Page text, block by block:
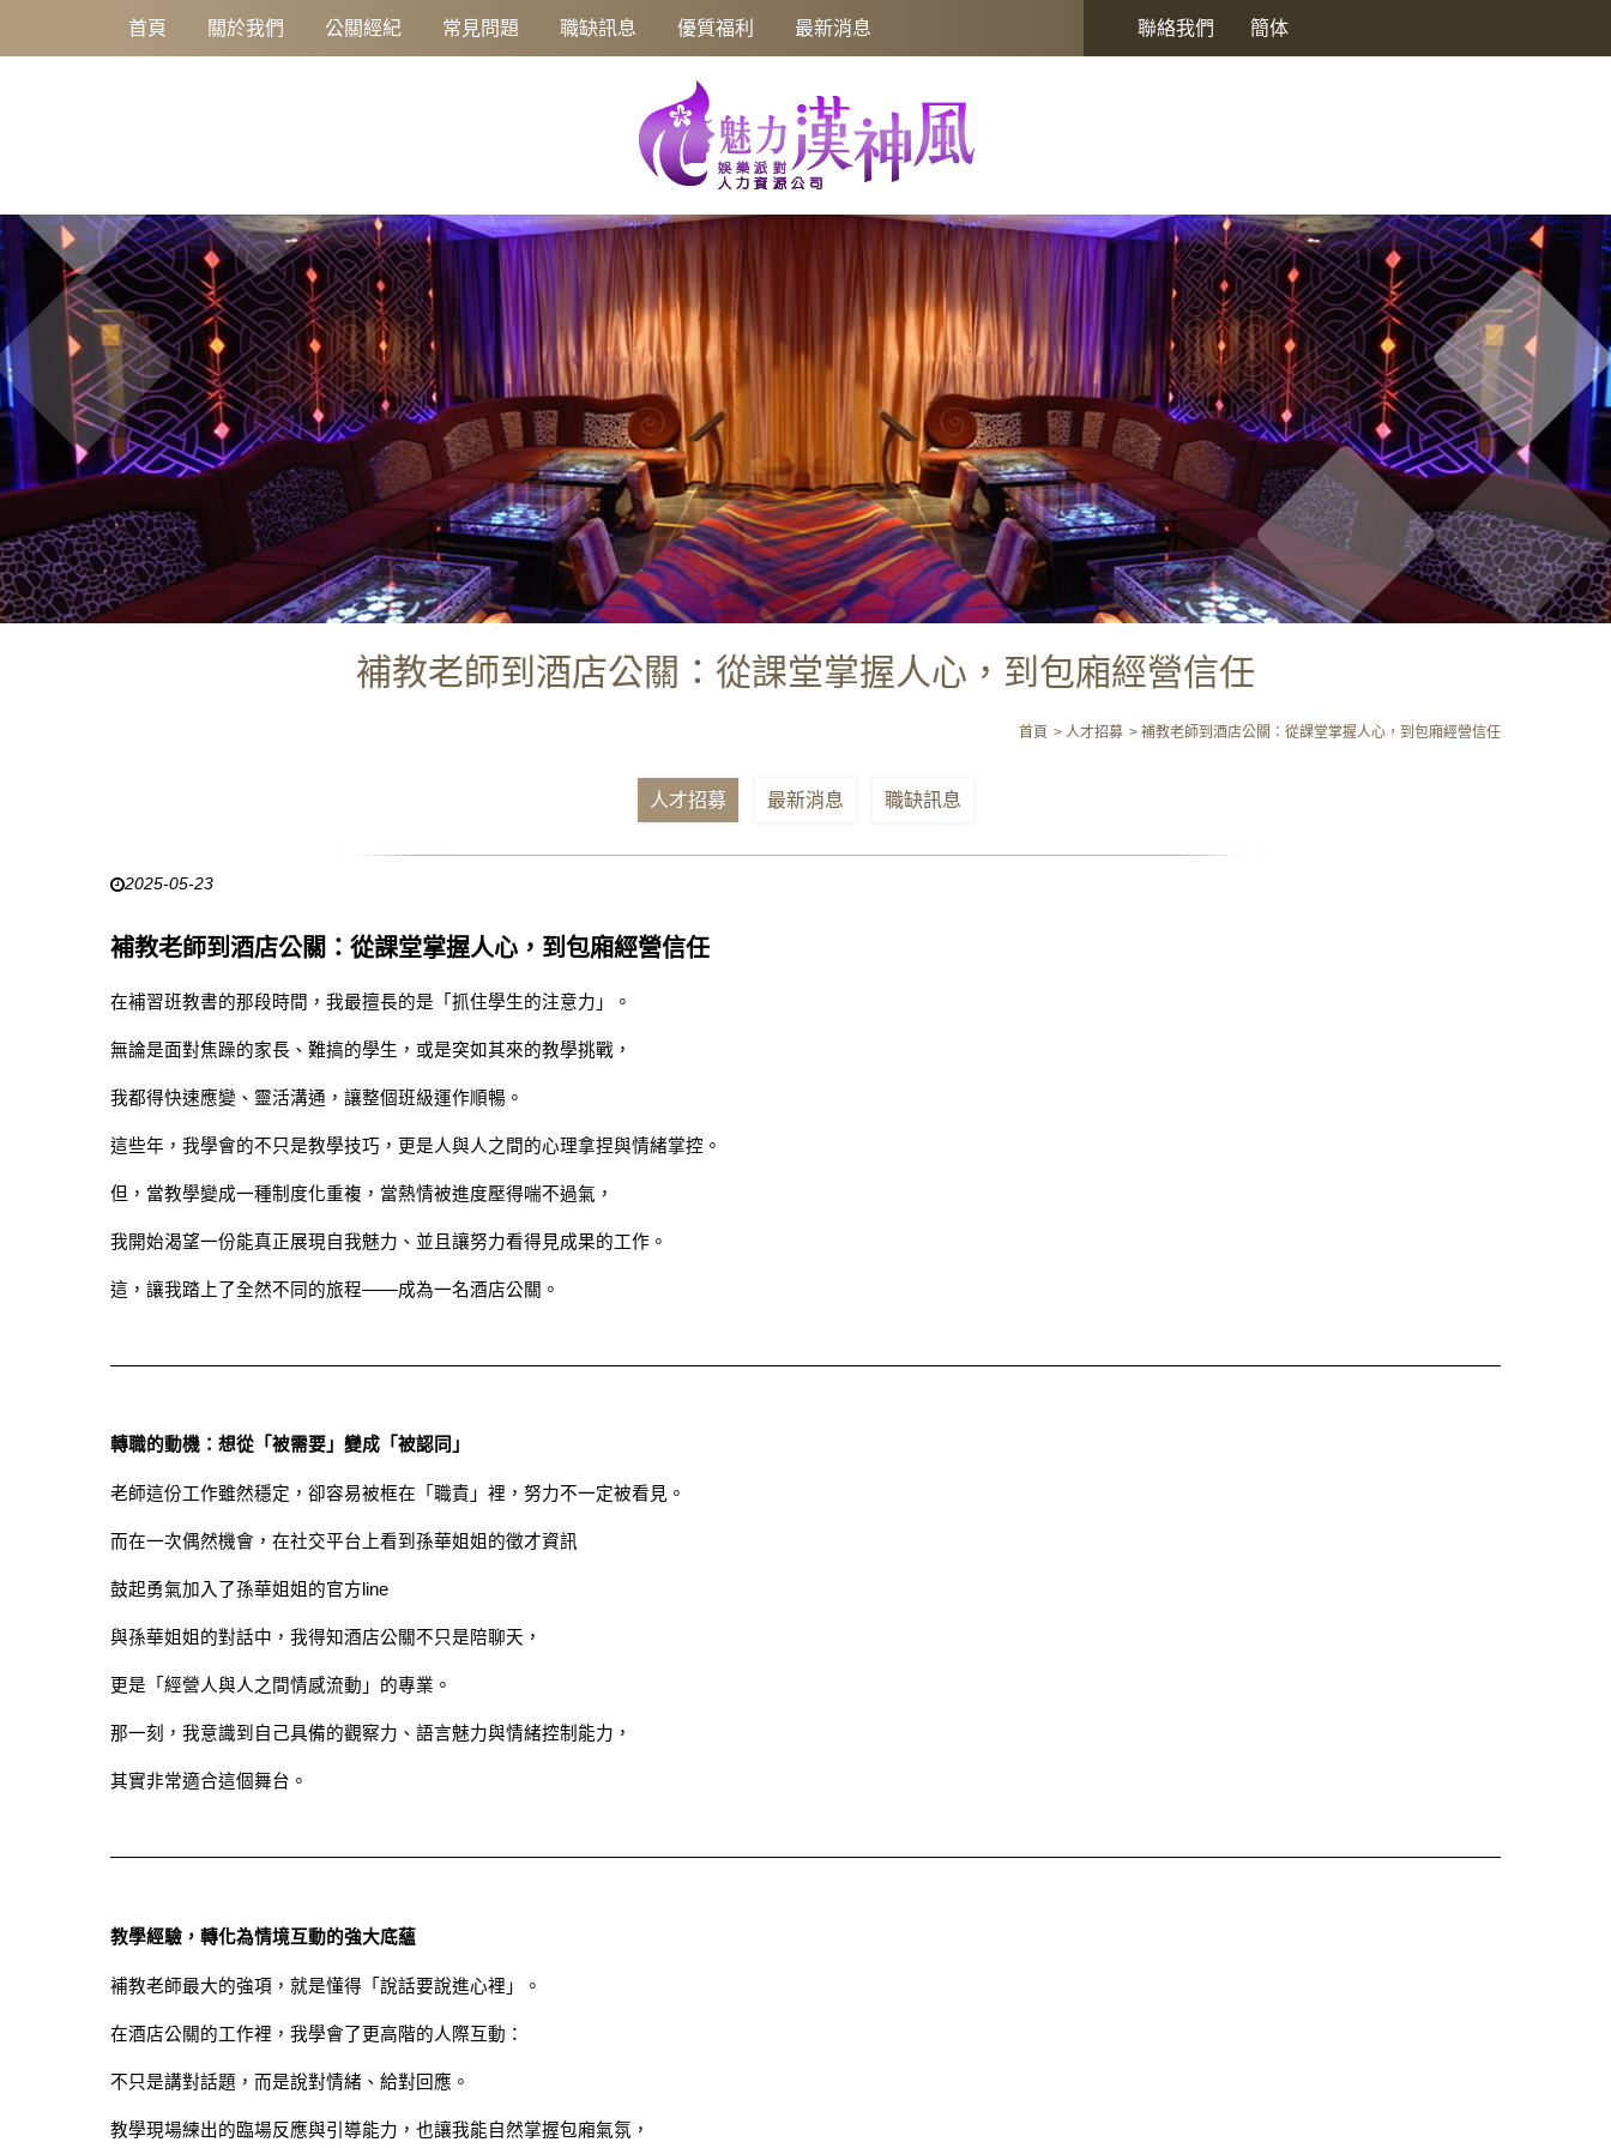
首頁 關於我們 公關經紀 常見問題 職缺訊息 優質福利 最新消息 聯絡我們 簡体
補教老師到酒店公關：從課堂掌握人心，到包廂經營信任
首頁 人才招募 補教老師到酒店公關：從課堂掌握人心，到包廂經營信任
人才招募 最新消息 職缺訊息
2025-05-23
補教老師到酒店公關：從課堂掌握人心，到包廂經營信任
在補習班教書的那段時間，我最擅長的是「抓住學生的注意力」。
無論是面對焦躁的家長、難搞的學生，或是突如其來的教學挑戰，
我都得快速應變、靈活溝通，讓整個班級運作順暢。
這些年，我學會的不只是教學技巧，更是人與人之間的心理拿捏與情緒掌控。
但，當教學變成一種制度化重複，當熱情被進度壓得喘不過氣，
我開始渴望一份能真正展現自我魅力、並且讓努力看得見成果的工作。
這，讓我踏上了全然不同的旅程——成為一名酒店公關。
轉職的動機：想從「被需要」變成「被認同」
老師這份工作雖然穩定，卻容易被框在「職責」裡，努力不一定被看見。
而在一次偶然機會，在社交平台上看到孫華姐姐的徵才資訊
鼓起勇氣加入了孫華姐姐的官方line
與孫華姐姐的對話中，我得知酒店公關不只是陪聊天，
更是「經營人與人之間情感流動」的專業。
那一刻，我意識到自己具備的觀察力、語言魅力與情緒控制能力，
其實非常適合這個舞台。
教學經驗，轉化為情境互動的強大底蘊
補教老師最大的強項，就是懂得「說話要說進心裡」。
在酒店公關的工作裡，我學會了更高階的人際互動：
不只是講對話題，而是說對情緒、給對回應。
教學現場練出的臨場反應與引導能力，也讓我能自然掌握包廂氣氛，